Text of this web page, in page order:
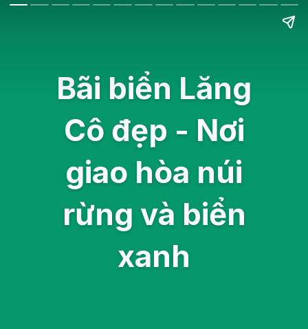
Bãi biển Lăng
Cô đẹp - Nơi
giao hòa núi
rừng và biển
xanh